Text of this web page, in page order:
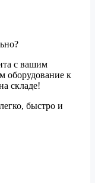
с вашим
оборудование к
складе!
быстро и